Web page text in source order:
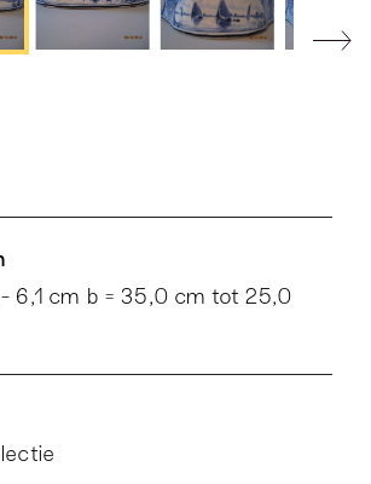
6,1 cm b = 35,0 cm tot 25,0